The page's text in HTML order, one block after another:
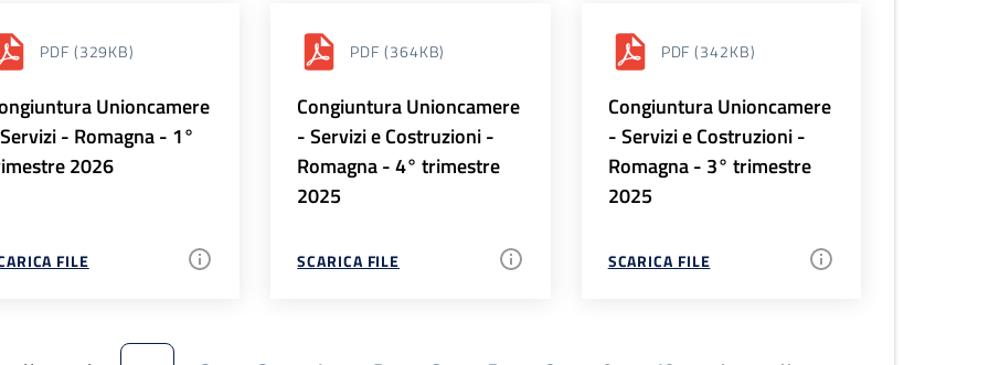
PDF (329KB)
Unioncamere
- Romagna - 1°
2026
FILE
PDF (364KB)
Congiuntura Unioncamere
- Servizi e Costruzioni -
Romagna - 4° trimestre
2025
SCARICA FILE
PDF (342KB)
Congiuntura Unioncamere
- Servizi e Costruzioni -
Romagna - 3° trimestre
2025
SCARICA FILE